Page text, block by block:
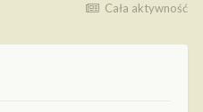
Cała aktywność